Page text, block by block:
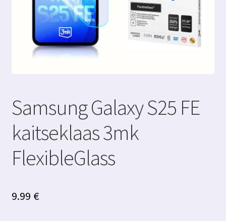
Samsung Galaxy S25 FE
kaitseklaas 3mk
FlexibleGlass
9.99 €